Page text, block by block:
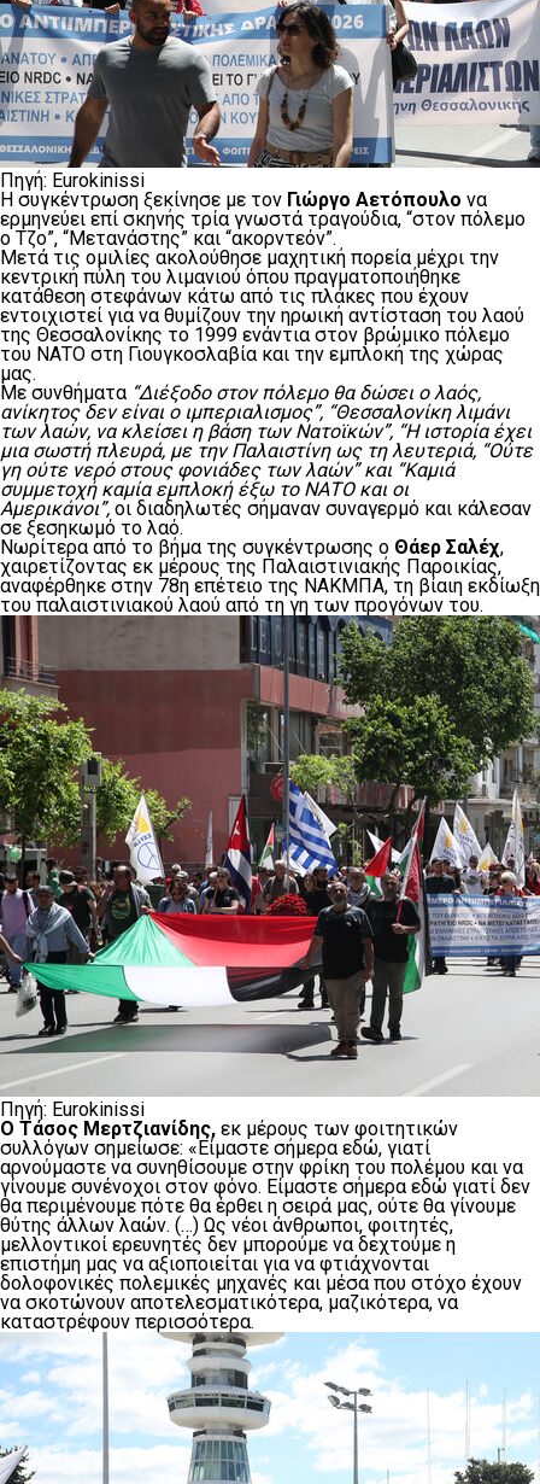
Πηγή: Eurokinissi
Η συγκέντρωση ξεκίνησε με τον Γιώργο Αετόπουλο να
ερμηνεύει επί σκηνής τρία γνωστά τραγούδια, “στον πόλεμο
ο Τζο”, “Μετανάστης” και “ακορντεόν”.
Μετά τις ομιλίες ακολούθησε μαχητική πορεία μέχρι την
κεντρική πύλη του λιμανιού όπου πραγματοποιήθηκε
κατάθεση στεφάνων κάτω από τις πλάκες που έχουν
εντοιχιστεί για να θυμίζουν την ηρωική αντίσταση του λαού
της Θεσσαλονίκης το 1999 ενάντια στον βρώμικο πόλεμο
του ΝΑΤΟ στη Γιουγκοσλαβία και την εμπλοκή της χώρας
μας.
Με συνθήματα “Διέξοδο στον πόλεμο θα δώσει ο λαός,
ανίκητος δεν είναι ο ιμπεριαλισμος”, “Θεσσαλονίκη λιμάνι
των λαών, να κλείσει η βάση των Νατοϊκών”, “Η ιστορία έχει
μια σωστή πλευρά, με την Παλαιστίνη ως τη λευτεριά, “Ούτε
γη ούτε νερό στους φονιάδες των λαών” και “Καμιά
συμμετοχή καμία εμπλοκή έξω το ΝΑΤΟ και οι
Αμερικάνοι”, οι διαδηλωτές σήμαναν συναγερμό και κάλεσαν
σε ξεσηκωμό το λαό.
Νωρίτερα από το βήμα της συγκέντρωσης ο Θάερ Σαλέχ,
χαιρετίζοντας εκ μέρους της Παλαιστινιακής Παροικίας,
αναφέρθηκε στην 78η επέτειο της ΝΑΚΜΠΑ, τη βίαιη εκδίωξη
του παλαιστινιακού λαού από τη γη των προγόνων του.
Πηγή: Eurokinissi
Ο Τάσος Μερτζιανίδης, εκ μέρους των φοιτητικών
συλλόγων σημείωσε: «Είμαστε σήμερα εδώ, γιατί
αρνούμαστε να συνηθίσουμε στην φρίκη του πολέμου και να
γίνουμε συνένοχοι στον φόνο. Είμαστε σήμερα εδώ γιατί δεν
θα περιμένουμε πότε θα έρθει η σειρά μας, ούτε θα γίνουμε
θύτης άλλων λαών. (…) Ως νέοι άνθρωποι, φοιτητές,
μελλοντικοί ερευνητές δεν μπορούμε να δεχτούμε η
επιστήμη μας να αξιοποιείται για να φτιάχνονται
δολοφονικές πολεμικές μηχανές και μέσα που στόχο έχουν
να σκοτώνουν αποτελεσματικότερα, μαζικότερα, να
καταστρέφουν περισσότερα.